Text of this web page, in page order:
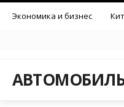
Экономика и бизнес